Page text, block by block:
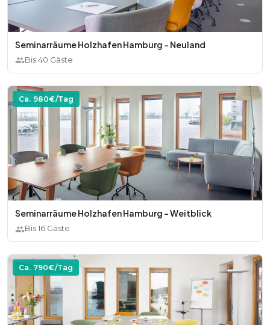
Seminarräume Holzhafen Hamburg - Neuland
Bis40 Gäste
Ca. 980€/Tag
Seminarräume Holzhafen Hamburg - Weitblick
Bis16 Gäste
Ca. 790€/Tag